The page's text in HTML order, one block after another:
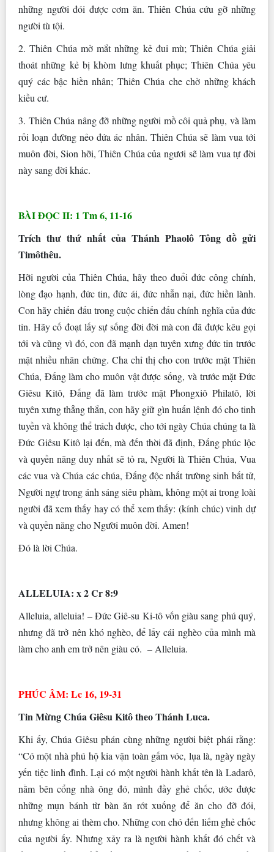
những người đói được cơm ăn. Thiên Chúa cứu gỡ những
người tù tội.
2. Thiên Chúa mở mắt những kẻ đui mù; Thiên Chúa giải
thoát những kẻ bị khòm lưng khuất phục; Thiên Chúa yêu
quý các bậc hiền nhân; Thiên Chúa che chở những khách
kiều cư.
3. Thiên Chúa nâng đỡ những người mồ côi quả phụ, và làm
rối loạn đường nẻo đứa ác nhân. Thiên Chúa sẽ làm vua tới
muôn đời, Sion hỡi, Thiên Chúa của ngươi sẽ làm vua tự đời
này sang đời khác.
BÀI ĐỌC II: 1 Tm 6, 11-16
Trích thư thứ nhất của Thánh Phaolô Tông đồ gửi
Timôthêu.
Hỡi người của Thiên Chúa, hãy theo đuổi đức công chính,
lòng đạo hạnh, đức tin, đức ái, đức nhẫn nại, đức hiền lành.
Con hãy chiến đấu trong cuộc chiến đấu chính nghĩa của đức
tin. Hãy cố đoạt lấy sự sống đời đời mà con đã được kêu gọi
tới và cũng vì đó, con đã mạnh dạn tuyên xưng đức tin trước
mặt nhiều nhân chứng. Cha chỉ thị cho con trước mặt Thiên
Chúa, Ðấng làm cho muôn vật được sống, và trước mặt Ðức
Giêsu Kitô, Ðấng đã làm trước mặt Phongxiô Philatô, lời
tuyên xưng thẳng thắn, con hãy giữ gìn huấn lệnh đó cho tinh
tuyền và không thể trách được, cho tới ngày Chúa chúng ta là
Ðức Giêsu Kitô lại đến, mà đến thời đã định, Ðấng phúc lộc
và quyền năng duy nhất sẽ tỏ ra, Người là Thiên Chúa, Vua
các vua và Chúa các chúa, Ðấng độc nhất trường sinh bất tử,
Người ngự trong ánh sáng siêu phàm, không một ai trong loài
người đã xem thấy hay có thể xem thấy: (kính chúc) vinh dự
và quyền năng cho Người muôn đời. Amen!
Ðó là lời Chúa.
ALLELUIA: x 2 Cr 8:9
Alleluia, alleluia! – Đức Giê-su Ki-tô vốn giàu sang phú quý,
nhưng đã trở nên khó nghèo, để lấy cái nghèo của mình mà
làm cho anh em trở nên giàu có. – Alleluia.
PHÚC ÂM: Lc 16, 19-31
Tin Mừng Chúa Giêsu Kitô theo Thánh Luca.
Khi ấy, Chúa Giêsu phán cùng những người biệt phái rằng:
“Có một nhà phú hộ kia vận toàn gấm vóc, lụa là, ngày ngày
yến tiệc linh đình. Lại có một người hành khất tên là Ladarô,
nằm bên cổng nhà ông đó, mình đầy ghẻ chốc, ước được
những mụn bánh từ bàn ăn rớt xuống để ăn cho đỡ đói,
nhưng không ai thèm cho. Những con chó đến liếm ghẻ chốc
của người ấy. Nhưng xảy ra là người hành khất đó chết và